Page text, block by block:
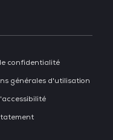
confidentialité
générales d'utilisation